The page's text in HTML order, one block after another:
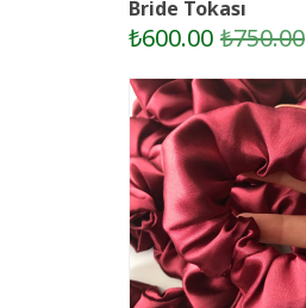
Bride Tokası
₺600.00 ₺750.00